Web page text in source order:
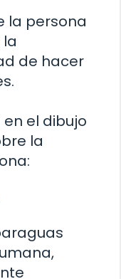
la persona
de hacer
el dibujo
la